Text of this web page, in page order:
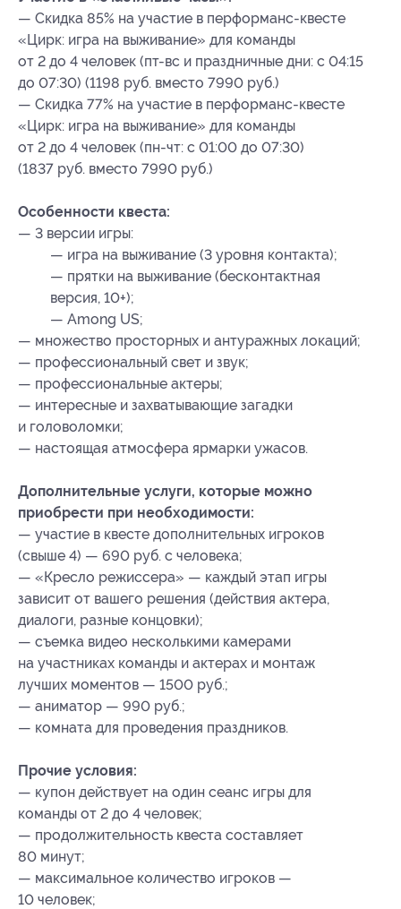
— Скидка 85% на участие в перформанс-квесте
«Цирк: игра на выживание» для команды
от 2 до 4 человек (пт-вс и праздничные дни: с 04:15
до 07:30) (1198 руб. вместо 7990 руб.)
— Скидка 77% на участие в перформанс-квесте
«Цирк: игра на выживание» для команды
от 2 до 4 человек (пн-чт: с 01:00 до 07:30)
(1837 руб. вместо 7990 руб.)
Особенности квеста:
— 3 версии игры:
— игра на выживание (3 уровня контакта);
— прятки на выживание (бесконтактная
версия, 10+);
— Among US;
— множество просторных и антуражных локаций;
— профессиональный свет и звук;
— профессиональные актеры;
— интересные и захватывающие загадки
и головоломки;
— настоящая атмосфера ярмарки ужасов.
Дополнительные услуги, которые можно
приобрести при необходимости:
— участие в квесте дополнительных игроков
(свыше 4) — 690 руб. с человека;
— «Кресло режиссера» — каждый этап игры
зависит от вашего решения (действия актера,
диалоги, разные концовки);
— съемка видео несколькими камерами
на участниках команды и актерах и монтаж
лучших моментов — 1500 руб.;
— аниматор — 990 руб.;
— комната для проведения праздников.
Прочие условия:
— купон действует на один сеанс игры для
команды от 2 до 4 человек;
— продолжительность квеста составляет
80 минут;
— максимальное количество игроков —
10 человек;